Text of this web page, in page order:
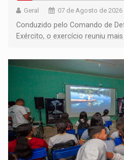
Geral 07 de Agosto de 2026
Conduzido pelo Comando de
Exército, o exercício reuniu